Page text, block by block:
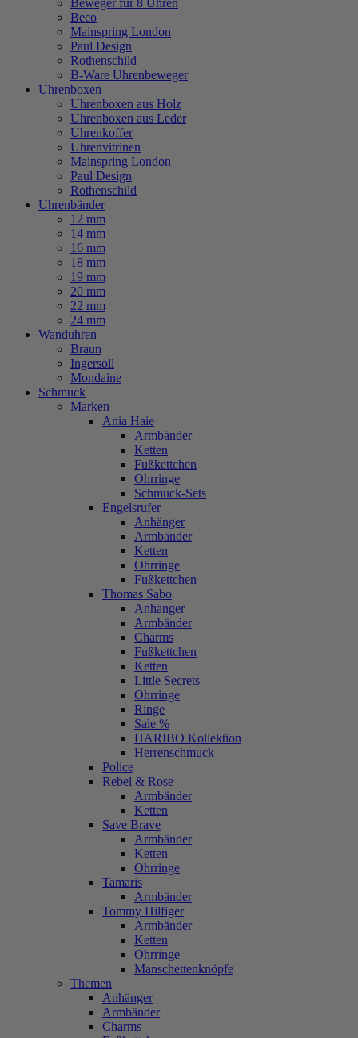
Beweger für 8 Uhren
Beco
Mainspring London
Paul Design
Rothenschild
B-Ware Uhrenbeweger
Uhrenboxen
Uhrenboxen aus Holz
Uhrenboxen aus Leder
Uhrenkoffer
Uhrenvitrinen
Mainspring London
Paul Design
Rothenschild
Uhrenbänder
12 mm
14 mm
16 mm
18 mm
19 mm
20 mm
22 mm
24 mm
Wanduhren
Braun
Ingersoll
Mondaine
Schmuck
Marken
Ania Haie
Armbänder
Ketten
Fußkettchen
Ohrringe
Schmuck-Sets
Engelsrufer
Anhänger
Armbänder
Ketten
Ohrringe
Fußkettchen
Thomas Sabo
Anhänger
Armbänder
Charms
Fußkettchen
Ketten
Little Secrets
Ohrringe
Ringe
Sale %
HARIBO Kollektion
Herrenschmuck
Police
Rebel & Rose
Armbänder
Ketten
Save Brave
Armbänder
Ketten
Ohrringe
Tamaris
Armbänder
Tommy Hilfiger
Armbänder
Ketten
Ohrringe
Manschettenknöpfe
Themen
Anhänger
Armbänder
Charms